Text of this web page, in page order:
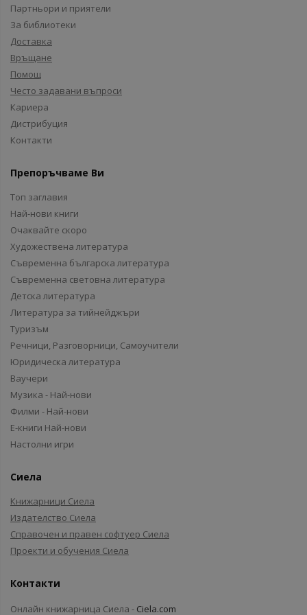
Партньори и приятели
За библиотеки
Доставка
Връщане
Помощ
Често задавани въпроси
Кариера
Дистрибуция
Контакти
Препоръчваме Ви
Топ заглавия
Най-нови книги
Очаквайте скоро
Художествена литература
Съвременна българска литература
Съвременна световна литература
Детска литература
Литература за тийнейджъри
Туризъм
Речници, Разговорници, Самоучители
Юридическа литература
Ваучери
Музика - Най-нови
Филми - Най-нови
Е-книги Най-нови
Настолни игри
Сиела
Книжарници Сиела
Издателство Сиела
Справочен и правен софтуер Сиела
Проекти и обучения Сиела
Контакти
Онлайн книжарница Сиела - Ciela.com